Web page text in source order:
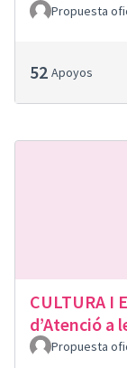
Propuesta
52 Apoyos
CULTURA I
d’Atenció a
Propuesta